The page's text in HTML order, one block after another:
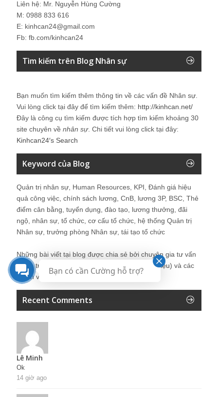
Liên hệ: Mr. Nguyễn Hùng Cường
M: 0988 833 616
E: kinhcan24@gmail.com
Fb: fb.com/kinhcan24
Tìm kiếm trên Blog Nhân sự
Bạn muốn tìm kiếm thêm thông tin về các vấn đề Nhân sự
Vui lòng click tại đây để tìm kiếm thêm: http://kinhcan.net/
Đây là công cụ tìm kiếm được tích hợp tìm kiếm khoảng 30
site chuyên về nhân sự. Chi tiết vui lòng click tại đây:
Kinhcan24′s Search
Keyword của Blog
Quản trị nhân sự, Human Resources, KPI, Đánh giá hiệu
quả công việc, chính sách lương, CnB, lương 3P, BSC, Thẻ
điểm cân bằng, tuyển dụng, đào tạo, lương thưởng, đãi
ngộ, nhân sự, tổ chức, cơ cấu tổ chức, hệ thống Quản trị
Nhân sự, trưởng phòng Nhân sự, tái tạo tổ chức
Những bài viết tại blog được chia sẻ bởi chuyên gia tư vấn
Quản trị Nhân sự Nguyễn Hùng Cường (
giới thiệu) và các
thành viên khác trong cộng đồng Nhân sự.
Recent Comments
Lê Minh
Ok
14 giờ ago
Bạn có cần Cường hỗ trợ?